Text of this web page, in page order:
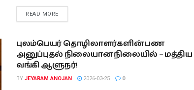
READ MORE
புலம்பெயர் தொழிலாளர்களின் பண
அனுப்புதல் நிலையான நிலையில் – மத்திய
வங்கி ஆளுநர்!
BY JEYARAM ANOJAN 2026-03-25 0